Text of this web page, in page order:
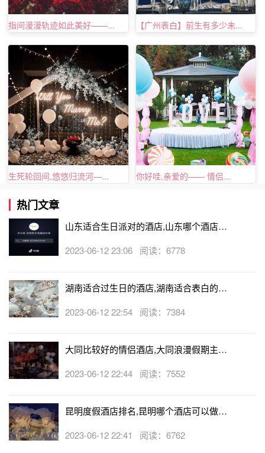
丝毫不后悔把这最宝贵的一次送给了你，这一生一世，我会
像乐维斯一样，对爱情忠贞到底，请你相信我这份爱的执着
和坚定。在今后的日子里，我会陪你走过每一个春夏秋冬，
请你给我这个一辈子陪在你身边的机会，好吗?
在上面，小编为大家揭晓经典浪漫的乐维斯求婚词，相
信大家也会受到一些触动。爱需要勇敢地大声表达出来，给
她一个最浪漫的求婚词吧!
指间漫漫轨迹如此美好——... 【广州表白】前生有多少未...
生死轮回间,悠悠归流河—... 你好哇,亲爱的—— 情侣...
热门文章
山东适合生日派对的酒店,山东哪个酒店有
2023-06-12 23:06 阅读：6778
湖南适合过生日的酒店,湖南适合表白的酒
2023-06-12 22:54 阅读：7384
大同比较好的情侣酒店,大同浪漫假期主题
2023-06-12 22:44 阅读：7552
昆明度假酒店排名,昆明哪个酒店可以做求
2023-06-12 22:41 阅读：6762